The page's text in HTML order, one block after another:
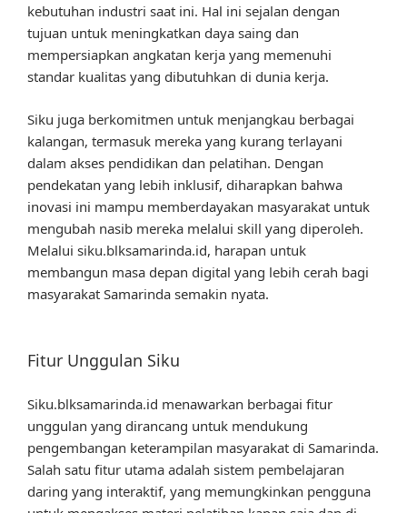
kebutuhan industri saat ini. Hal ini sejalan dengan
tujuan untuk meningkatkan daya saing dan
mempersiapkan angkatan kerja yang memenuhi
standar kualitas yang dibutuhkan di dunia kerja.
Siku juga berkomitmen untuk menjangkau berbagai
kalangan, termasuk mereka yang kurang terlayani
dalam akses pendidikan dan pelatihan. Dengan
pendekatan yang lebih inklusif, diharapkan bahwa
inovasi ini mampu memberdayakan masyarakat untuk
mengubah nasib mereka melalui skill yang diperoleh.
Melalui siku.blksamarinda.id, harapan untuk
membangun masa depan digital yang lebih cerah bagi
masyarakat Samarinda semakin nyata.
Fitur Unggulan Siku
Siku.blksamarinda.id menawarkan berbagai fitur
unggulan yang dirancang untuk mendukung
pengembangan keterampilan masyarakat di Samarinda.
Salah satu fitur utama adalah sistem pembelajaran
daring yang interaktif, yang memungkinkan pengguna